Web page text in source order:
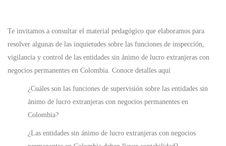
Te invitamos a consultar el material pedagógico que elaboramos para
resolver algunas de las inquietudes sobre las funciones de inspección,
vigilancia y control de las entidades sin ánimo de lucro extranjeras con
negocios permanentes en Colombia. Conoce detalles aquí
¿Cuáles son las funciones de supervisión sobre las entidades sin
ánimo de lucro extranjeras con negocios permanentes en
Colombia?
¿Las entidades sin ánimo de lucro extranjeras con negocios